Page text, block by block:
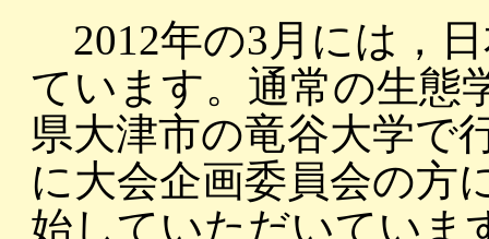
2012年の3月には，
ています。通常の生態
県大津市の竜谷大学で
に大会企画委員会の方
始していただいていま